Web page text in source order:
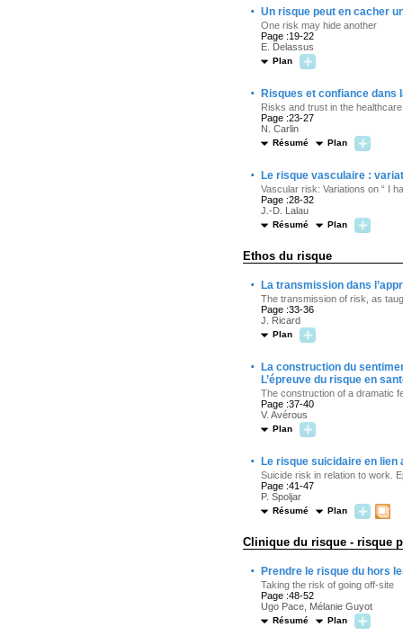
· Un risque peut en cacher
One risk may hide another
Page :19-22
E. Delassus
Plan
· Risques et confiance dans
Risks and trust in the
Page :23-27
N. Carlin
Résumé Plan
· Le risque vasculaire :
Vascular risk: Variations on “ I
Page :28-32
J.-D. Lalau
Résumé Plan
Ethos du risque
· La transmission dans
The transmission of risk, as
Page :33-36
J. Ricard
Plan
·
La construction du
L’épreuve du risque en
The construction of a dramatic
Page :37-40
V. Avérous
Plan
· Le risque suicidaire en
Suicide risk in relation to work.
Page :41-47
P. Spoljar
Résumé Plan
Clinique du risque - risque
· Prendre le risque du hors
Taking the risk of going off-site
Page :48-52
Ugo Pace, Mélanie Guyot
Résumé Plan